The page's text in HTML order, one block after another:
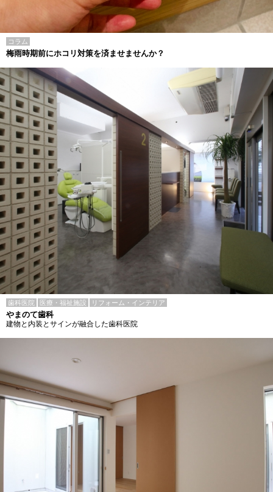
コラム
梅雨時期前にホコリ対策を済ませませんか？
歯科医院 医療・福祉施設 リフォーム・インテリア
やまのて歯科
建物と内装とサインが融合した歯科医院